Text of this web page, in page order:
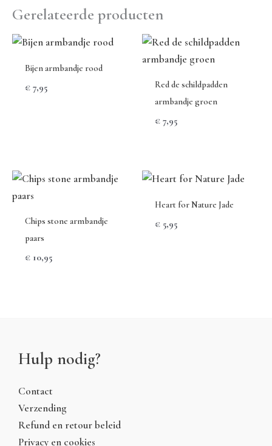
Gerelateerde producten
Bijen armbandje rood
€7,95
Red de schildpadden
armbandje groen
€7,95
Chips stone armbandje
paars
€10,95
Heart for Nature Jade
€5,95
Hulp nodig?
Contact
Verzending
Refund en retour beleid
Privacy en cookies